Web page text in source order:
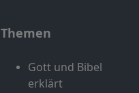
Themen
Gott und Bibel
erklärt